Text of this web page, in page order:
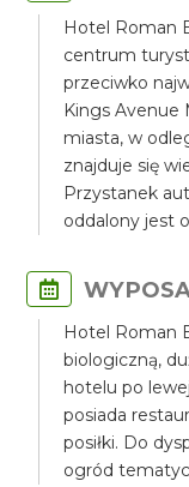
Hotel Roman
centrum
przeciwko
Kings Avenue
miasta, w
znajduje się
Przystanek
oddalony jest
Hotel Roman
biologiczną,
hotelu po
posiada
posiłki. Do
ogród